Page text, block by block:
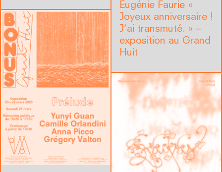
Eugénie Faurie « ​
Joyeux anniversaire !
J’ai transmuté. » –
exposition au Grand
Huit